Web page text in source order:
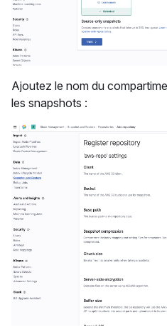
Ajoutez le nom du
les snapshots :